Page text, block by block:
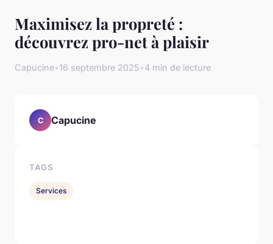
Maximisez la propreté :
découvrez pro-net à plaisir
Capucine•16 septembre 2025•4 min de lecture
C Capucine
TAGS
Services